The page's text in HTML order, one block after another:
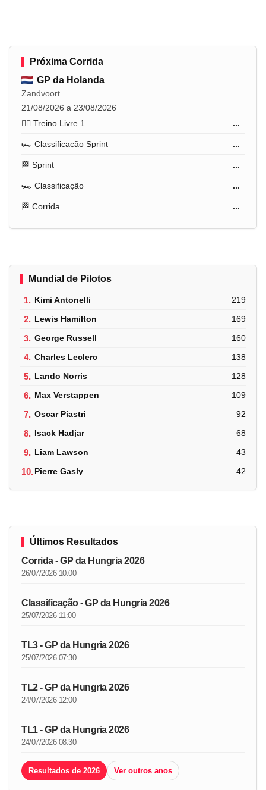
Próxima Corrida
GP da Holanda
Zandvoort
21/08/2026 a 23/08/2026
🏋️‍♂️ Treino Livre 1
...
🏎️ Classificação Sprint ...
🏁 Sprint ...
🏎️ Classificação ...
🏁 Corrida ...
Mundial de Pilotos
1. Kimi Antonelli 219
2. Lewis Hamilton 169
3. George Russell 160
4. Charles Leclerc 138
5. Lando Norris 128
6. Max Verstappen 109
7. Oscar Piastri 92
8. Isack Hadjar 68
9. Liam Lawson 43
10.Pierre Gasly 42
Últimos Resultados
Corrida - GP da Hungria 2026
26/07/2026 10:00
Classificação - GP da Hungria 2026
25/07/2026 11:00
TL3 - GP da Hungria 2026
25/07/2026 07:30
TL2 - GP da Hungria 2026
24/07/2026 12:00
TL1 - GP da Hungria 2026
24/07/2026 08:30
Resultados de 2026 Ver outros anos